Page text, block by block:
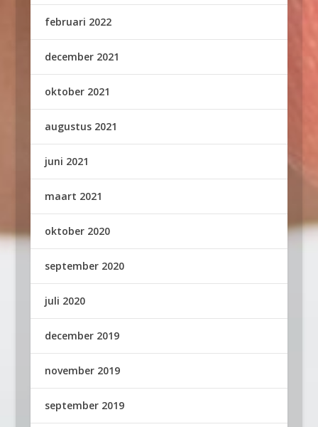
februari 2022
december 2021
oktober 2021
augustus 2021
juni 2021
maart 2021
oktober 2020
september 2020
juli 2020
december 2019
november 2019
september 2019